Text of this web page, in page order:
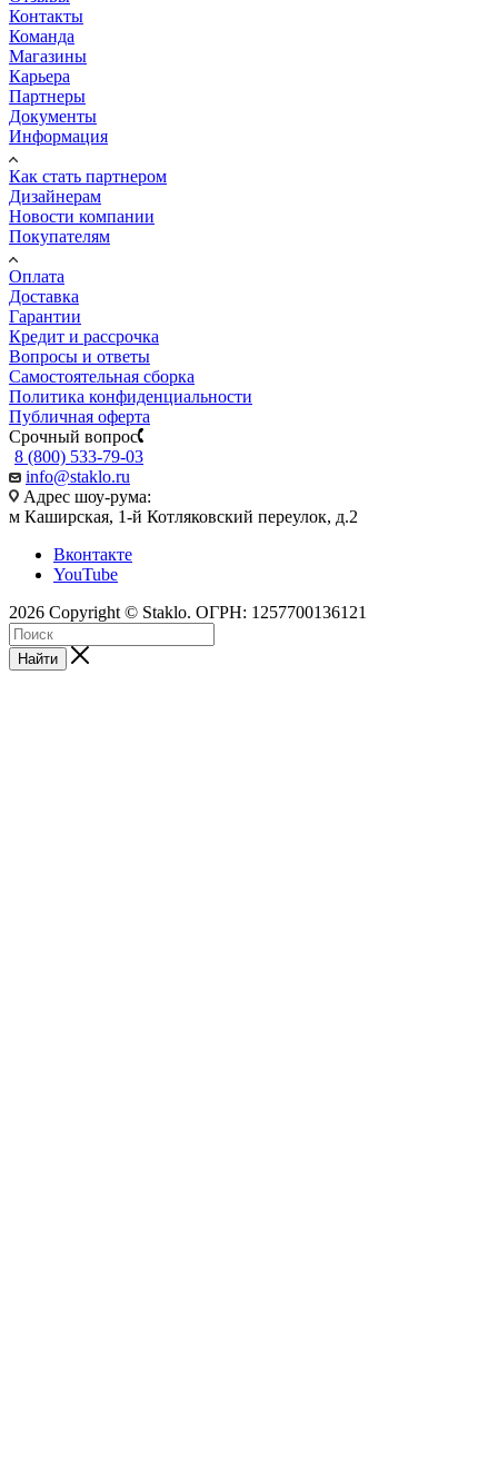
Контакты
Команда
Магазины
Карьера
Партнеры
Документы
Информация
Как стать партнером
Дизайнерам
Новости компании
Покупателям
Оплата
Доставка
Гарантии
Кредит и рассрочка
Вопросы и ответы
Самостоятельная сборка
Политика конфиденциальности
Публичная оферта
Срочный вопрос
8 (800) 533-79-03
info@staklo.ru
Адрес шоу-рума:
м Каширская, 1-й Котляковский переулок, д.2
Вконтакте
YouTube
2026 Copyright © Staklo. ОГРН: 1257700136121
Найти